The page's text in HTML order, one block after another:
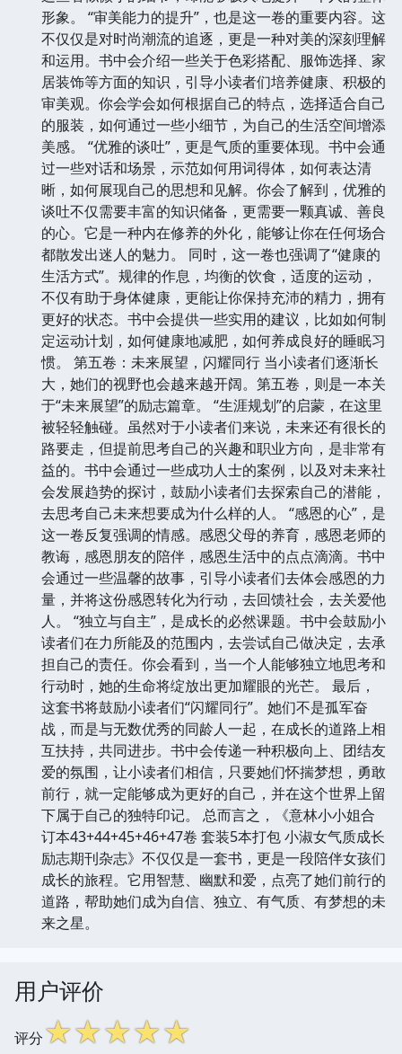
形象。 “审美能力的提升”，也是这一卷的重要内容。这
不仅仅是对时尚潮流的追逐，更是一种对美的深刻理解
和运用。书中会介绍一些关于色彩搭配、服饰选择、家
居装饰等方面的知识，引导小读者们培养健康、积极的
审美观。你会学会如何根据自己的特点，选择适合自己
的服装，如何通过一些小细节，为自己的生活空间增添
美感。 “优雅的谈吐”，更是气质的重要体现。书中会通
过一些对话和场景，示范如何用词得体，如何表达清
晰，如何展现自己的思想和见解。你会了解到，优雅的
谈吐不仅需要丰富的知识储备，更需要一颗真诚、善良
的心。它是一种内在修养的外化，能够让你在任何场合
都散发出迷人的魅力。 同时，这一卷也强调了“健康的
生活方式”。规律的作息，均衡的饮食，适度的运动，
不仅有助于身体健康，更能让你保持充沛的精力，拥有
更好的状态。书中会提供一些实用的建议，比如如何制
定运动计划，如何健康地减肥，如何养成良好的睡眠习
惯。 第五卷：未来展望，闪耀同行 当小读者们逐渐长
大，她们的视野也会越来越开阔。第五卷，则是一本关
于“未来展望”的励志篇章。 “生涯规划”的启蒙，在这里
被轻轻触碰。虽然对于小读者们来说，未来还有很长的
路要走，但提前思考自己的兴趣和职业方向，是非常有
益的。书中会通过一些成功人士的案例，以及对未来社
会发展趋势的探讨，鼓励小读者们去探索自己的潜能，
去思考自己未来想要成为什么样的人。 “感恩的心”，是
这一卷反复强调的情感。感恩父母的养育，感恩老师的
教诲，感恩朋友的陪伴，感恩生活中的点点滴滴。书中
会通过一些温馨的故事，引导小读者们去体会感恩的力
量，并将这份感恩转化为行动，去回馈社会，去关爱他
人。 “独立与自主”，是成长的必然课题。书中会鼓励小
读者们在力所能及的范围内，去尝试自己做决定，去承
担自己的责任。你会看到，当一个人能够独立地思考和
行动时，她的生命将绽放出更加耀眼的光芒。 最后，
这套书将鼓励小读者们“闪耀同行”。她们不是孤军奋
战，而是与无数优秀的同龄人一起，在成长的道路上相
互扶持，共同进步。书中会传递一种积极向上、团结友
爱的氛围，让小读者们相信，只要她们怀揣梦想，勇敢
前行，就一定能够成为更好的自己，并在这个世界上留
下属于自己的独特印记。 总而言之，《意林小小姐合
订本43+44+45+46+47卷 套装5本打包 小淑女气质成长
励志期刊杂志》不仅仅是一套书，更是一段陪伴女孩们
成长的旅程。它用智慧、幽默和爱，点亮了她们前行的
道路，帮助她们成为自信、独立、有气质、有梦想的未
来之星。
用户评价
评分☆☆☆☆☆